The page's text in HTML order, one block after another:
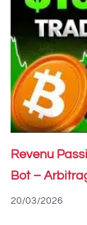
Revenu
Bot –
20/03/2026